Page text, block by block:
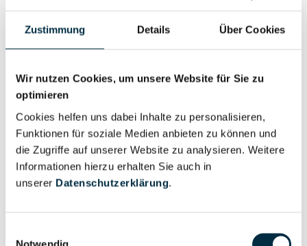
Zustimmung Details Über Cookies
Wir nutzen Cookies, um unsere Website für Sie zu
optimieren
Cookies helfen uns dabei Inhalte zu personalisieren,
Funktionen für soziale Medien anbieten zu können und
die Zugriffe auf unserer Website zu analysieren. Weitere
Informationen hierzu erhalten Sie auch in
unserer Datenschutzerklärung.
Personen im Unternehmen
Geschäftsführer (1)
Für registrierte
Nutzer
Insolvenzverwalter (2)
Für registrierte